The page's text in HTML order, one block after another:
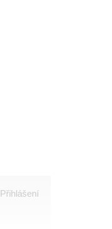
Přihlášení